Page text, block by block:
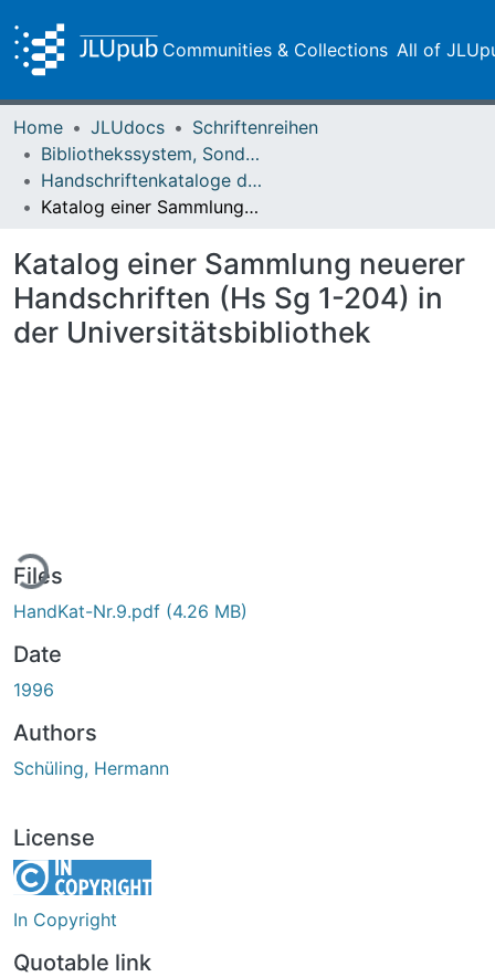
Communities & Collections All of
Home JLUdocs
Schriftenreihen
Bibliothekssystem, Sondersammlungen
Handschriftenkataloge der Universitätsbibliothek Gießen
Katalog einer Sammlung neuerer Handschriften (Hs Sg 1-204) in der Universitätsbibliothek
Katalog einer Sammlung neuerer
Handschriften (Hs Sg 1-204) in
der Universitätsbibliothek
Files
HandKat-Nr.9.pdf (4.26 MB)
Date
1996
Authors
Schüling, Hermann
License
In Copyright
Quotable link